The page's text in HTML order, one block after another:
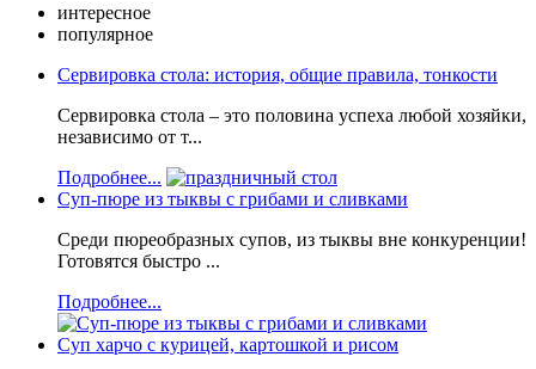
интересное
популярное
Сервировка стола: история, общие правила, тонкости
Сервировка стола – это половина успеха любой хозяйки,
независимо от т...
Подробнее...
Суп-пюре из тыквы с грибами и сливками
Среди пюреобразных супов, из тыквы вне конкуренции!
Готовятся быстро ...
Подробнее...
Суп харчо с курицей, картошкой и рисом